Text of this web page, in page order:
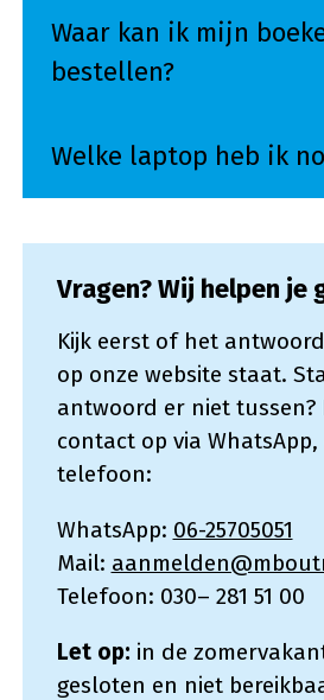
Waar kan ik mijn
bestellen?
Welke laptop heb ik
Vragen? Wij helpen je
Kijk eerst of het
op onze website staat.
antwoord er niet tussen?
contact op via
telefoon:
WhatsApp: 06-25705051
Mail:
Telefoon: 030– 281 51 00
Let op: in de
gesloten en niet